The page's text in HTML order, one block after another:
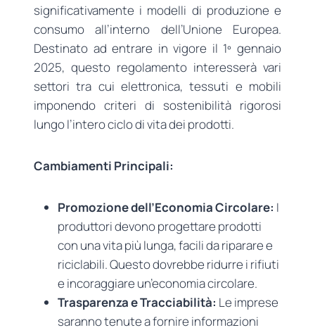
significativamente i modelli di produzione e
consumo all’interno dell’Unione Europea.
Destinato ad entrare in vigore il 1º gennaio
2025, questo regolamento interesserà vari
settori tra cui elettronica, tessuti e mobili
imponendo criteri di sostenibilità rigorosi
lungo l’intero ciclo di vita dei prodotti.
Cambiamenti Principali:
Promozione dell’Economia Circolare: I
produttori devono progettare prodotti
con una vita più lunga, facili da riparare e
riciclabili. Questo dovrebbe ridurre i rifiuti
e incoraggiare un’economia circolare.
Trasparenza e Tracciabilità: Le imprese
saranno tenute a fornire informazioni